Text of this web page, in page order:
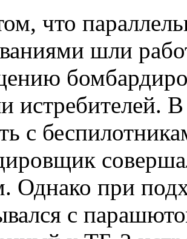
что
шли
истребителей.
с
Однако при
с